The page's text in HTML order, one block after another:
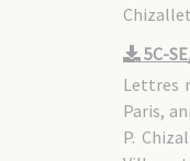
5C-
Lettres
Paris,
P.